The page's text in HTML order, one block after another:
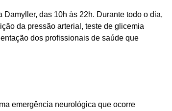
das 10h às 22h. Durante todo o dia,
da pressão arterial, teste de glicemia
dos profissionais de saúde que
emergência neurológica que ocorre